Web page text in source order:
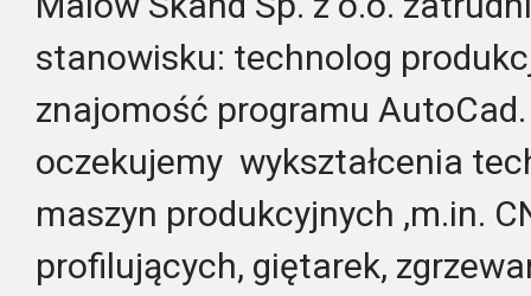
stanowisku: technolog
znajomość programu
oczekujemy wykształcenia
maszyn produkcyjnych ,m.in.
profilujących, giętarek,